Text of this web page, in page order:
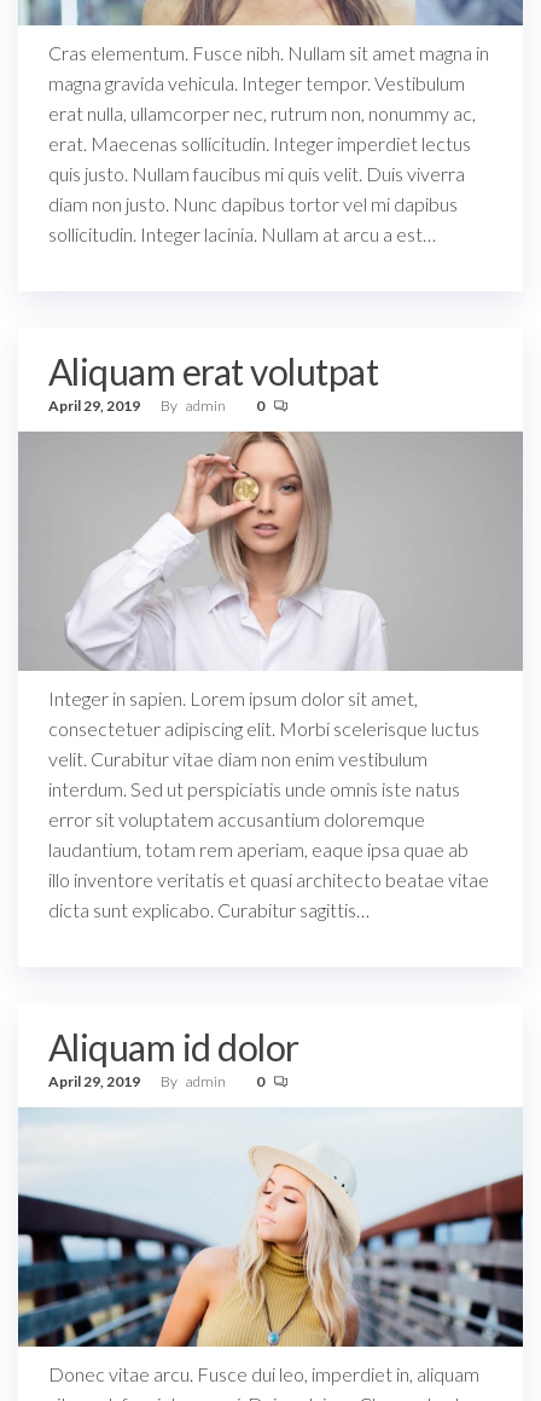
Cras elementum. Fusce nibh. Nullam sit amet magna in
magna gravida vehicula. Integer tempor. Vestibulum
erat nulla, ullamcorper nec, rutrum non, nonummy ac,
erat. Maecenas sollicitudin. Integer imperdiet lectus
quis justo. Nullam faucibus mi quis velit. Duis viverra
diam non justo. Nunc dapibus tortor vel mi dapibus
sollicitudin. Integer lacinia. Nullam at arcu a est…
Aliquam erat volutpat
April 29, 2019 By admin 0
Integer in sapien. Lorem ipsum dolor sit amet,
consectetuer adipiscing elit. Morbi scelerisque luctus
velit. Curabitur vitae diam non enim vestibulum
interdum. Sed ut perspiciatis unde omnis iste natus
error sit voluptatem accusantium doloremque
laudantium, totam rem aperiam, eaque ipsa quae ab
illo inventore veritatis et quasi architecto beatae vitae
dicta sunt explicabo. Curabitur sagittis…
Aliquam id dolor
April 29, 2019 By admin 0
Donec vitae arcu. Fusce dui leo, imperdiet in, aliquam